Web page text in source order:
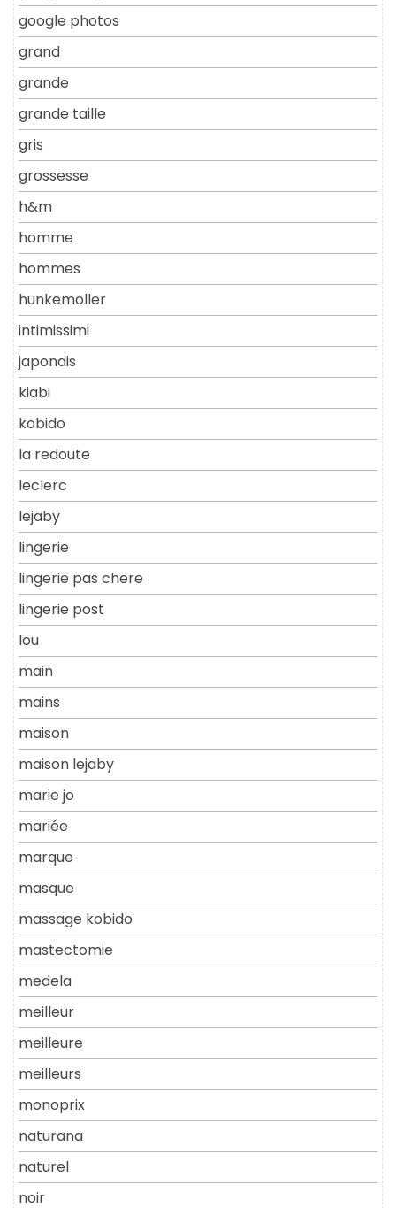
google photos
grand
grande
grande taille
gris
grossesse
h&m
homme
hommes
hunkemoller
intimissimi
japonais
kiabi
kobido
la redoute
leclerc
lejaby
lingerie
lingerie pas chere
lingerie post
lou
main
mains
maison
maison lejaby
marie jo
mariée
marque
masque
massage kobido
mastectomie
medela
meilleur
meilleure
meilleurs
monoprix
naturana
naturel
noir